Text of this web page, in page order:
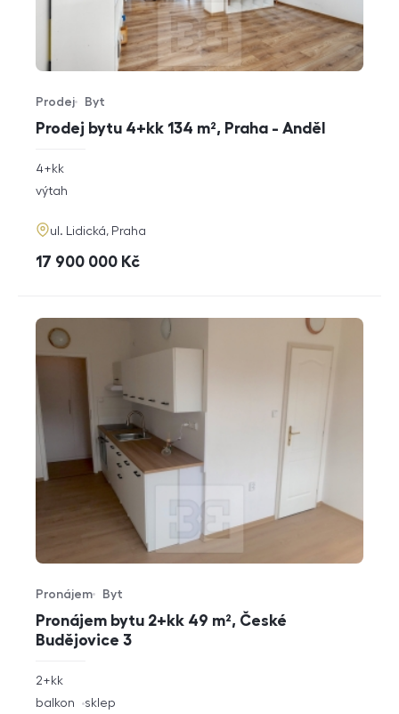
Prodej bytu 4+kk 134 m², Praha - Anděl
Typ nabídky
Prodej
Typ nemovitosti
Byt
rozměry
4+kk
funkce
výtah
adresa
ul. Lidická, Praha
cena
17 900 000 Kč
Pronájem bytu 2+kk 49 m², České
Budějovice 3
Typ nabídky
Pronájem
Typ nemovitosti
Byt
rozměry
2+kk
funkce
balkon sklep